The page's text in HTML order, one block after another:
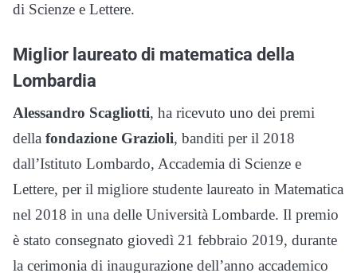
di Scienze e Lettere.
Miglior laureato di matematica della
Lombardia
Alessandro Scagliotti, ha ricevuto uno dei premi
della fondazione Grazioli, banditi per il 2018
dall’Istituto Lombardo, Accademia di Scienze e
Lettere, per il migliore studente laureato in Matematica
nel 2018 in una delle Università Lombarde. Il premio
è stato consegnato giovedì 21 febbraio 2019, durante
la cerimonia di inaugurazione dell’anno accademico